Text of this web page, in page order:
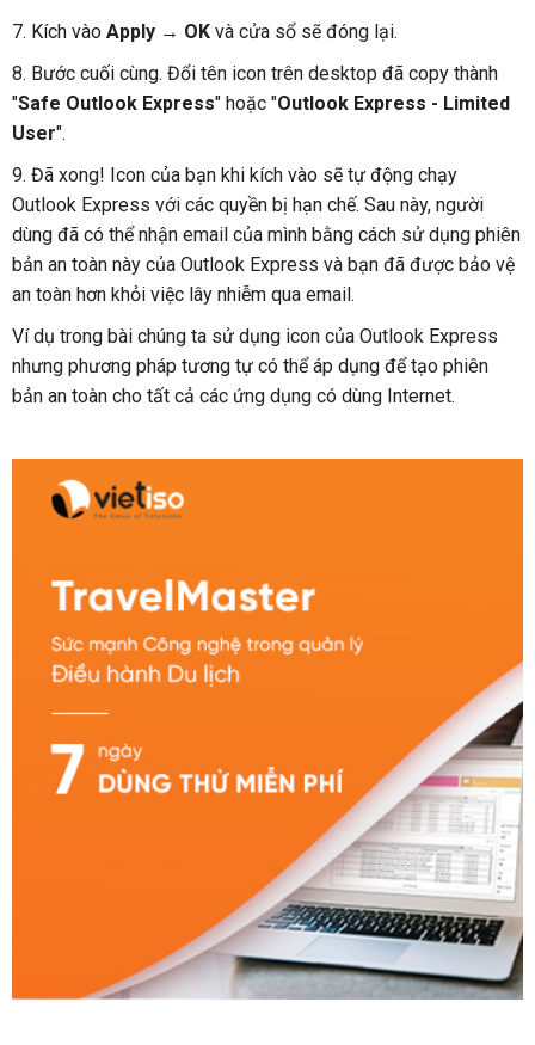
7. Kích vào Apply → OK và cửa sổ sẽ đóng lại.
8. Bước cuối cùng. Đổi tên icon trên desktop đã copy thành
"Safe Outlook Express" hoặc "Outlook Express - Limited
User".
9. Đã xong! Icon của bạn khi kích vào sẽ tự động chạy
Outlook Express với các quyền bị hạn chế. Sau này, người
dùng đã có thể nhận email của mình bằng cách sử dụng phiên
bản an toàn này của Outlook Express và bạn đã được bảo vệ
an toàn hơn khỏi việc lây nhiễm qua email.
Ví dụ trong bài chúng ta sử dụng icon của Outlook Express
nhưng phương pháp tương tự có thể áp dụng để tạo phiên
bản an toàn cho tất cả các ứng dụng có dùng Internet.